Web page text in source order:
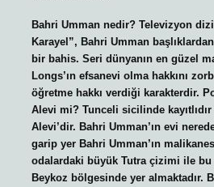
Bahri Umman nedir? Televizyon
Karayel”, Bahri Umman
bir bahis. Seri dünyanın en güzel
Longs’ın efsanevi olma hakkını
öğretme hakkı verdiği karakterdir.
Alevi mi? Tunceli sicilinde
Alevi’dir. Bahri Umman’ın evi
garip yer Bahri Umman’ın
odalardaki büyük Tutra çizimi ile bu
Beykoz bölgesinde yer almaktadır.